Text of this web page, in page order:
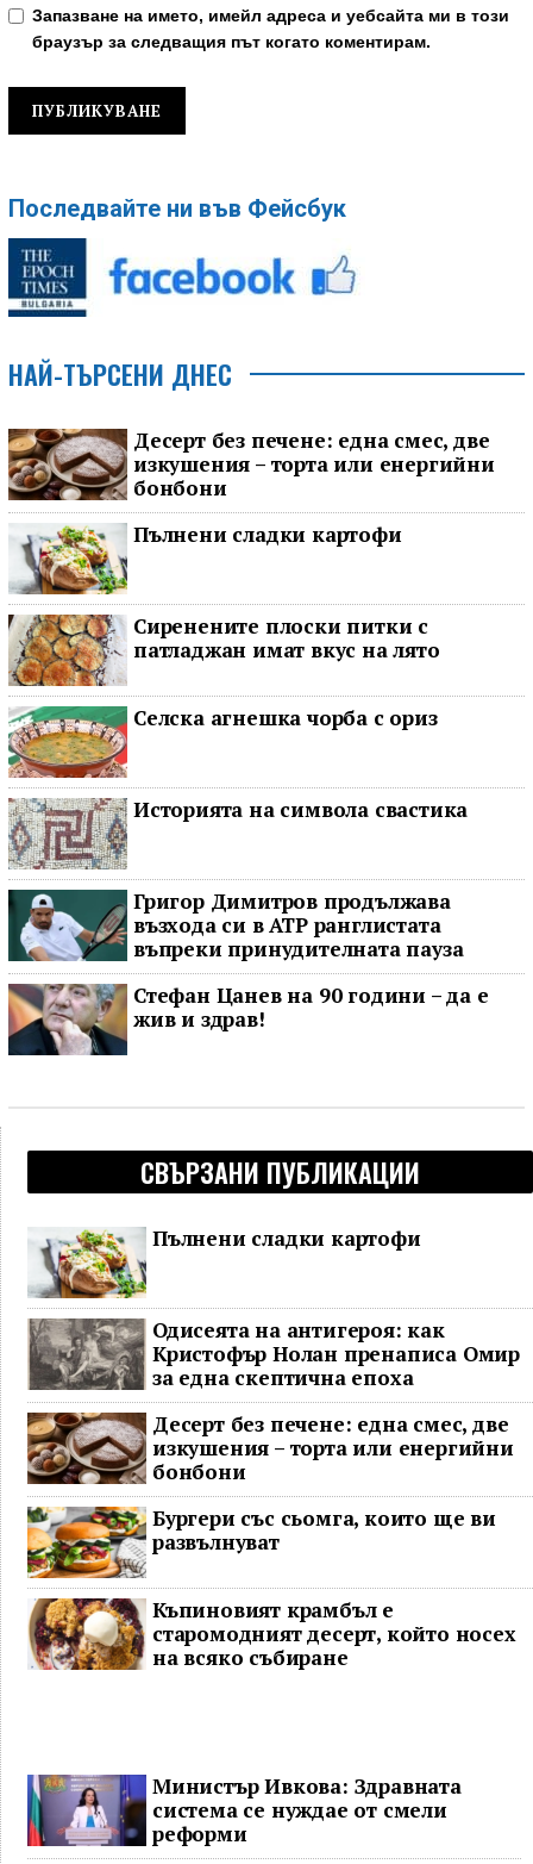
Запазване на името, имейл адреса и уебсайта ми в този
браузър за следващия път когато коментирам.
Последвайте ни във Фейсбук
НАЙ-ТЪРСЕНИ ДНЕС
Десерт без печене: една смес, две
изкушения – торта или енергийни
бонбони
Пълнени сладки картофи
Сиренените плоски питки с
патладжан имат вкус на лято
Селска агнешка чорба с ориз
Историята на символа свастика
Григор Димитров продължава
възхода си в ATP ранглистата
въпреки принудителната пауза
Стефан Цанев на 90 години – да е
жив и здрав!
СВЪРЗАНИ ПУБЛИКАЦИИ
Пълнени сладки картофи
Одисеята на антигероя: как
Кристофър Нолан пренаписа Омир
за една скептична епоха
Десерт без печене: една смес, две
изкушения – торта или енергийни
бонбони
Бургери със сьомга, които ще ви
развълнуват
Къпиновият крамбъл е
старомодният десерт, който носех
на всяко събиране
Министър Ивкова: Здравната
система се нуждае от смели
реформи